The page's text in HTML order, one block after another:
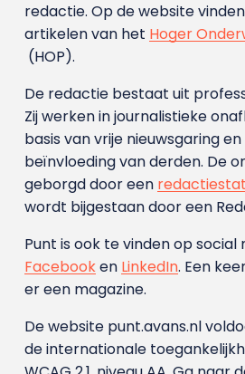
redactie. Op de website
artikelen van het Hoger
(HOP).
De redactie bestaat uit
Zij werken in journalistieke
basis van vrije nieuwsgaring
beïnvloeding van derden. De
geborgd door een
wordt bijgestaan door een
Punt is ook te vinden op social
Facebooken LinkedIn. Een
er een magazine.
De website punt.avans.nl
de internationale